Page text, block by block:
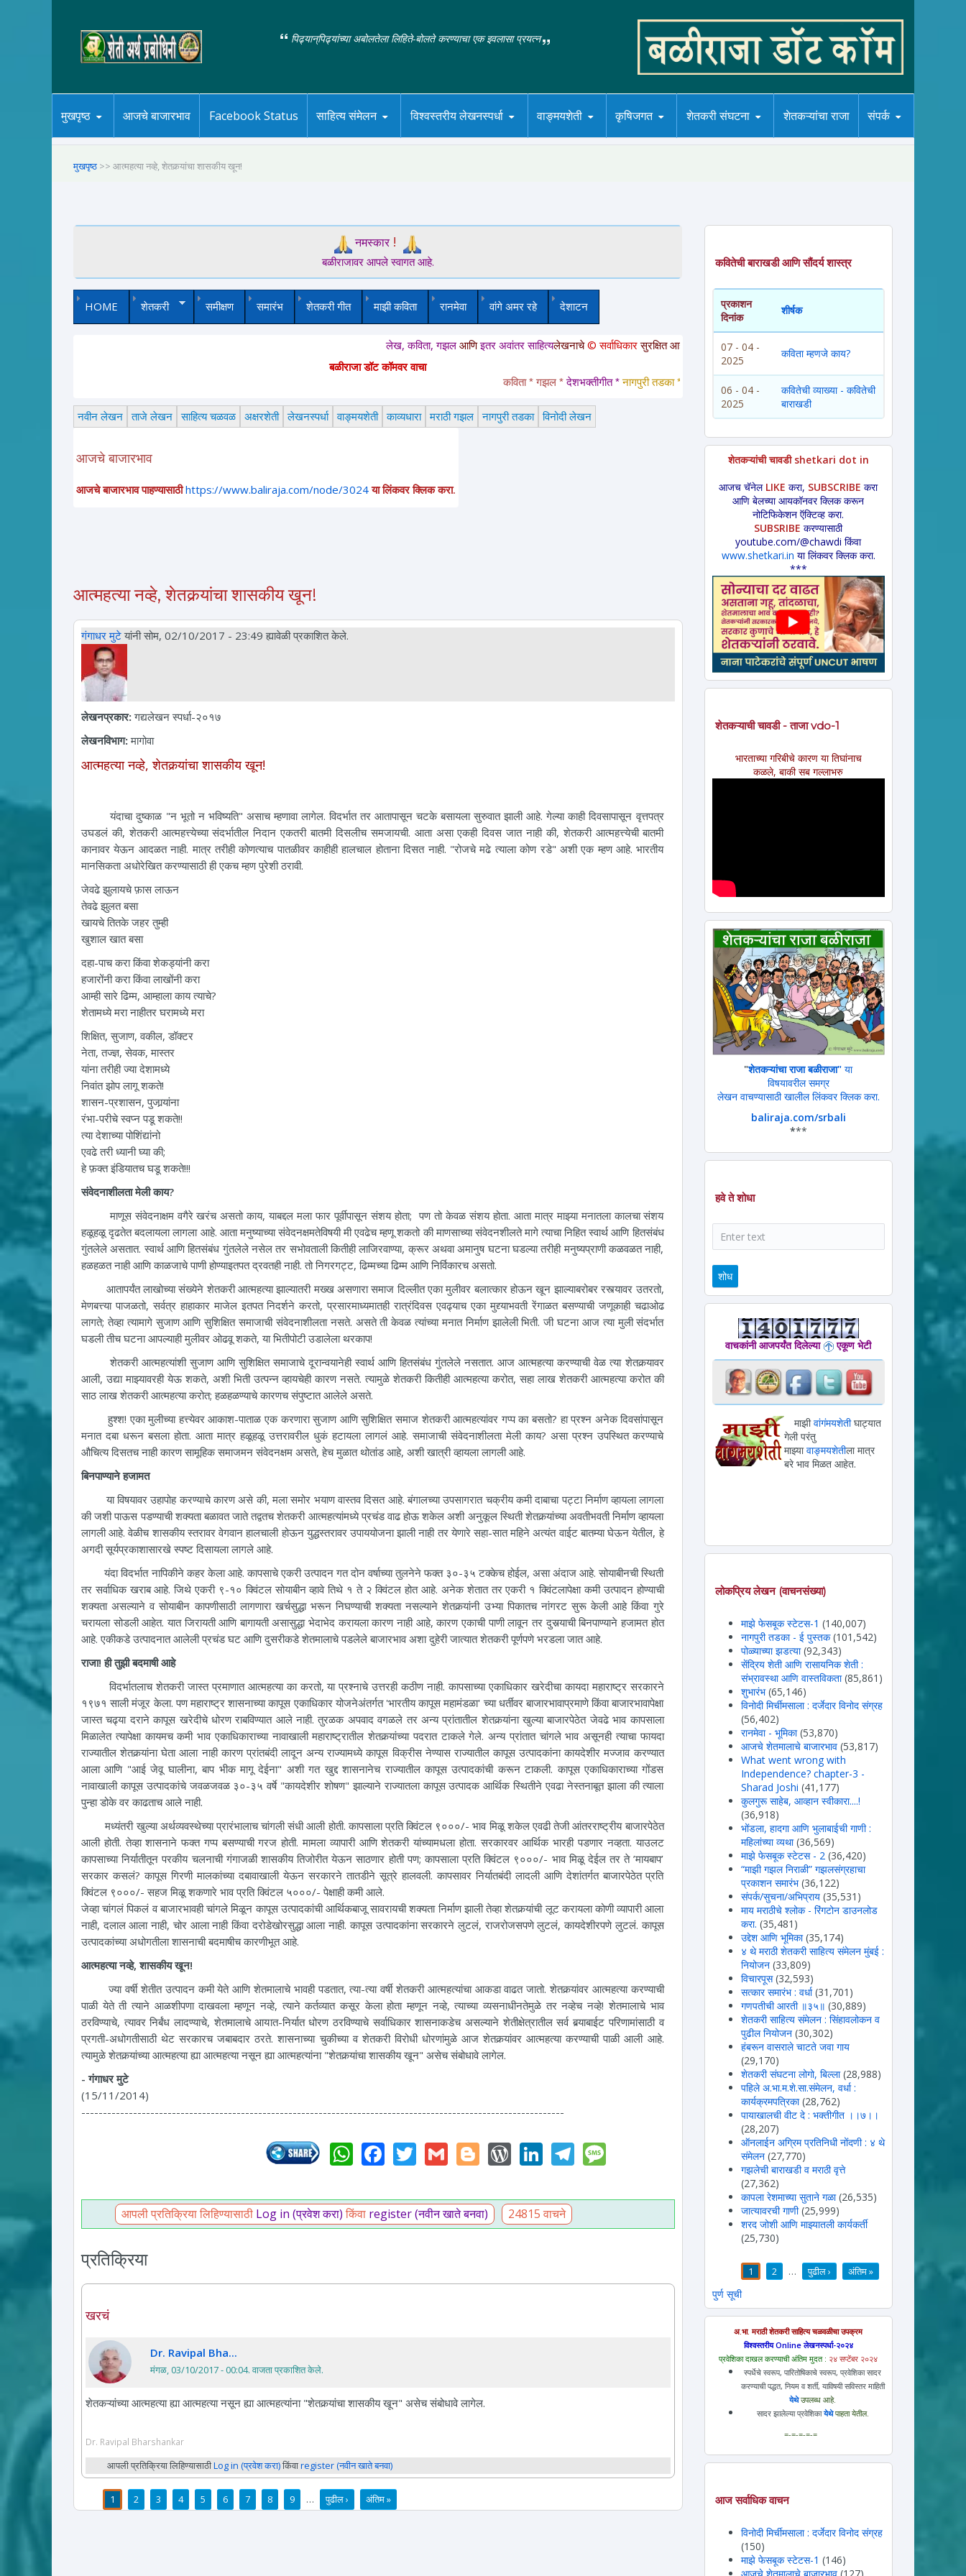
पिढ्यान्‌पिढ्यांच्या अबोलतेला लिहिते-बोलते करण्याचा एक इवलासा प्रयत्न
मुखपृष्ठ आजचे बाजारभाव Facebook Status साहित्य संमेलन विश्वस्तरीय लेखनस्पर्धा वाङ्मयशेती कृषिजगत शेतकरी संघटना शेतकऱ्यांचा राजा संपर्क
मुखपृष्ठ >> आत्महत्या नव्हे, शेतकर्‍यांचा शासकीय खून!
नमस्कार!
बळीराजावर आपले स्वागत आहे.
HOME शेतकरी समीक्षण समारंभ शेतकरी गीत माझी कविता रानमेवा वांगे अमर रहे देशाटन
लेख, कविता, गझलआणि इतर अवांतर साहित्यलेखनाचे© सर्वाधिकारसुरक्षित आहेत. या साईटवरचे साहित्य इतरांना पाठवायचे असल्यास कृपया साईटचा पत्ता इतरांना कळवावा
बळीराजा डॉट कॉमवर वाचा
कविता * गझल * देशभक्तीगीत * नागपुरी तडका * लावणी * अंगाईगीत * शेतकरीगीत * ललीत लेख * कथा *
नवीन लेखन ताजे लेखन साहित्य चळवळ अक्षरशेती लेखनस्पर्धा वाङ्मयशेती काव्यधारा मराठी गझल नागपुरी तडका विनोदी लेखन
आजचे बाजारभाव
आजचे बाजारभाव पाहण्यासाठी https://www.baliraja.com/node/3024 या लिंकवर क्लिक करा.
आत्महत्या नव्हे, शेतकर्‍यांचा शासकीय खून!
गंगाधर मुटेयांनी सोम, 02/10/2017 - 23:49 ह्यावेळी प्रकाशित केले.
लेखनप्रकार:गद्यलेखन स्पर्धा-२०१७
लेखनविभाग:मागोवा
आत्महत्या नव्हे, शेतकर्‍यांचा शासकीय खून!
यंदाचा दुष्काळ "न भूतो न भविष्यति" असाच म्हणावा लागेल. विदर्भात तर आतापासून चटके बसायला सुरुवात झाली आहे. गेल्या काही दिवसापासून वृत्तपत्र
उघडलं की, शेतकरी आत्महत्त्येच्या संदर्भातील निदान एकतरी बातमी दिसलीच समजायची. आता असा एकही दिवस जात नाही की, शेतकरी आत्महत्त्येची बातमी
कानावर येऊन आदळत नाही. मात्र तरीही कोणत्याच पातळीवर काहीही हालचाल होताना दिसत नाही. "रोजचे मढे त्याला कोण रडे" अशी एक म्हण आहे. भारतीय
मानसिकता अधोरेखित करण्यासाठी ही एकच म्हण पुरेशी ठरावी.
जेवढे झुलायचे फ़ास लाऊन
तेवढे झुलत बसा
खायचे तितके जहर तुम्ही
खुशाल खात बसा
दहा-पाच करा किंवा शेकड्यांनी करा
हजारोंनी करा किंवा लाखोंनी करा
आम्ही सारे ढिम्म, आम्हाला काय त्याचे?
शेतामध्ये मरा नाहीतर घरामध्ये मरा
शिक्षित, सुजाण, वकील, डॉक्टर
नेता, तज्ज्ञ, सेवक, मास्तर
यांना तरीही ज्या देशामध्ये
निवांत झोप लागू शकते!
शासन-प्रशासन, पुजार्‍यांना
रंभा-परीचे स्वप्न पडू शकते!!
त्या देशाच्या पोशिंद्यांनो
एवढे तरी ध्यानी घ्या की;
हे फ़क्त इंडियातच घडू शकते!!!
संवेदनाशीलता मेली काय?
माणूस संवेदनाक्षम वगैरे खरंच असतो काय, याबद्दल मला फार पूर्वीपासून संशय होता; पण तो केवळ संशय होता. आता मात्र माझ्या मनातला कालचा संशय
हळूहळू दृढतेत बदलायला लागला आहे. आता मनुष्याच्या संवेदनक्षमतेविषयी मी एवढेच म्हणू शकतो की माणसाच्या संवेदनशीलते मागे त्याचा निहित स्वार्थ आणि हितसंबंध
गुंतलेले असतात. स्वार्थ आणि हितसंबंध गुंतलेले नसेल तर सभोवताली कितीही लाजिरवाण्या, क्रूर अथवा अमानुष घटना घडल्या तरीही मनुष्यप्राणी कळवळत नाही,
हळहळत नाही आणि काळजाचे पाणी होण्याइतपत द्रवतही नाही. तो निगरगट्ट, ढिम्मच्या ढिम्म आणि निर्विकारच असतो.
आतापर्यंत लाखोच्या संख्येने शेतकरी आत्महत्या झाल्यातरी मख्ख असणारा समाज दिल्लीत एका मुलीवर बलात्कार होऊन खून झाल्याबरोबर रस्त्यावर उतरतो,
मेणबत्त्या पाजळतो, सर्वत्र हाहाकार माजेल इतपत निदर्शने करतो, प्रसारमाध्यमातही रात्रंदिवस एवढ्याच एका मुद्द्याभवती रेंगाळत बसण्याची जणूकाही चढाओढ
लागते; तेव्हा त्यामागे सुजाण आणि सुशिक्षित समाजाची संवेदनाशीलता नसते. असते ती केवळ त्यांच्या मनात निर्माण झालेली भिती. जी घटना आज त्या मुली संदर्भात
घडली तीच घटना आपल्याही मुलीवर ओढवू शकते, या भितीपोटी उडालेला थरकाप!
शेतकरी आत्महत्यांशी सुजाण आणि सुशिक्षित समाजाचे दूरान्वयानेही स्वार्थ आणि हितसंबंध गुंतलेले नसतात. आज आत्महत्या करण्याची वेळ त्या शेतकर्‍यावर
आली, उद्या माझ्यावरही येऊ शकते, अशी भिती उत्पन्न व्हायचेही कारण नसते. त्यामुळे शेतकरी कितीही आत्महत्या करोत, सहा लाख शेतकरी आत्महत्या करोत की
साठ लाख शेतकरी आत्महत्या करोत; हळहळण्याचे कारणच संपुष्टात आलेले असते.
हुश्श! एका मुलीच्या हत्त्येवर आकाश-पाताळ एक करणारा सुजाण आणि सुशिक्षित समाज शेतकरी आत्महत्यांवर गप्प का बसतो? हा प्रश्न अनेक दिवसांपासून
मनात दबा धरून बसला होता. आता मात्र हळूहळू उत्तरावरील धुकं हटायला लागलं आहे. समाजाची संवेदनाशीलता मेली काय? असा प्रश्न उपस्थित करण्याचे
औचित्य दिसतच नाही कारण सामूहिक समाजमन संवेदनक्षम असते, हेच मुळात थोतांड आहे, अशी खात्री व्हायला लागली आहे.
बिनपाण्याने हजामत
या विषयावर उहापोह करण्याचे कारण असे की, मला समोर भयाण वास्तव दिसत आहे. बंगालच्या उपसागरात चक्रीय कमी दाबाचा पट्टा निर्माण व्हायला लागला
की जशी पाऊस पडण्याची शक्यता बळावत जाते तद्वतच शेतकरी आत्महत्यांमध्ये प्रचंड वाढ होऊ शकेल अशी अनुकूल स्थिती शेतकर्‍यांच्या अवतीभवती निर्माण व्हायला
लागली आहे. वेळीच शासकीय स्तरावर वेगवान हालचाली होऊन युद्धस्तरावर उपाययोजना झाली नाही तर येणारे सहा-सात महिने अत्यंत वाईट बातम्या घेऊन येतील, हे
अगदी सूर्यप्रकाशासारखे स्पष्ट दिसायला लागले आहे.
यंदा विदर्भात नापिकीने कहर केला आहे. कापसाचे एकरी उत्पादन गत दोन वर्षाच्या तुलनेने फक्त ३०-३५ टक्केच होईल, असा अंदाज आहे. सोयाबीनची स्थिती
तर सर्वाधिक खराब आहे. जिथे एकरी ९-१० क्विंटल सोयाबीन व्हावे तिथे १ ते २ क्विंटल होत आहे. अनेक शेतात तर एकरी १ क्विंटलापेक्षा कमी उत्पादन होण्याची
शक्यता असल्याने व सोयाबीन कापणीसाठी लागणारा खर्चसुद्धा भरून निघण्याची शक्यता नसल्याने शेतकर्‍यांनी उभ्या पिकातच नांगरट सुरू केली आहे किंवा गुरे
चरायला सोडली आहेत. यात जिरायती आणि बागायती असासुद्धा भेदाभेद करायला कारण नाही आहे, कारण एकाची पाणी लावून तर दुसर्‍याची बिनपाण्याने हजामत होत
आहे. एकीकडे उत्पादनात आलेली प्रचंड घट आणि दुसरीकडे शेतमालाचे पडलेले बाजारभाव अशा दुहेरी जात्यात शेतकरी पूर्णपणे भरडला जात आहे.
राजा! ही तुझी बदमाषी आहे
विदर्भातलाच शेतकरी जास्त प्रमाणात आत्महत्या का करतो, या प्रश्नाचे उत्तरही कठीण नाही. कापसाच्या एकाधिकार खरेदीचा कायदा महाराष्ट्र सरकारने
१९७१ साली मंजूर केला. पण महाराष्ट्र शासनाच्या कापूस एकाधिकार योजनेअंतर्गत 'भारतीय कापूस महामंडळा' च्या धर्तीवर बाजारभावाप्रमाणे किंवा बाजारभावापेक्षा
जास्त चढ्या दराने कापूस खरेदीचे धोरण राबविण्यात आले नाही. तुरळक अपवाद वगळले तर अन्य प्रांतातील शेतकर्‍यांना खुल्या बाजारपेठेत जेवढे भाव कापसाला
मिळालेत त्यापेक्षा कायमच कमी भाव एकाधिकाराच्या नावाखाली महाराष्ट्रातील शेतकर्‍यांच्या पदरात टाकले गेले. अन्य प्रांतात चांगले भाव असूनही त्याचा फायदा
राज्यातील शेतकर्‍यांना घेता आला नाही कारण प्रांतबंदी लादून अन्य राज्यामध्ये कापूस विक्रीस नेण्यास राज्यातील कापूस उत्पादकांना कायदेशीर मज्जाव करण्यात
आला आणि "आई जेवू घालीना, बाप भीक मागू देईना" अशी गत खुद्द शासनानेच राज्यातील कापूस उत्पादकांची करून टाकली. कापूस एकाधिकाराच्या गोंडस
नावाखाली कापूस उत्पादकांचे जवळजवळ ३०-३५ वर्षे "कायदेशीर शोषण" झाल्याने राज्यातला कापूस उत्पादक आर्थिक स्थितीने एवढा नेस्तनाबूत झाला की त्याला
पुन्हा डोके वर काढताच आले नाही.
मध्यंतरी खुल्या अर्थव्यवस्थेच्या प्रारंभालाच चांगली संधी आली होती. कापसाला प्रति क्विंटल ९०००/- भाव मिळू शकेल एवढी तेजी आंतरराष्ट्रीय बाजारपेठेत
आली होती. तेव्हा शासनाने फक्त गप्प बसण्याची गरज होती. मामला व्यापारी आणि शेतकरी यांच्यामधला होता. सरकारवर आर्थिक भारही पडणार नव्हता. याउलट
कापसाच्या निर्यातीतून परकीय चलनाची गंगाजळी शासकीय तिजोरीत येऊन साठणार होती पण; कापसाला प्रति क्विंटल ९०००/- भाव मिळू देईल तर ते ’मायबाप’
सरकार कसलं? कापूस गिरणी मालकांच्या दबावाखाली येऊन सरकारने तातडीने सूत्रे हालवली. कापसावर निर्यातबंदी लादली आणि देशांतर्गत बाजारपेठेत प्रति
क्विंटल ९०००/- सहज मिळू शकणारे भाव प्रति क्विंटल ५०००/- पेक्षाही कमी आले.
जेव्हा चांगलं पिकलं व बाजारभावही चांगले मिळून कापूस उत्पादकांची आर्थिकबाजू सावरायची शक्यता निर्माण झाली तेव्हा शेतकर्‍यांची लूट करायला कोणी व्यापारी आला
नाही, दलाल आला नाही, चोर आला नाही किंवा दरोडेखोरसुद्धा आला नाही. कापूस उत्पादकांना सरकारने लुटलं, राजरोजसपणे लुटलं, कायदेशीरपणे लुटलं. कापूस
उत्पादकांच्या अधोगतीला शासनाची बदमाषीच कारणीभूत आहे.
आत्महत्या नव्हे, शासकीय खून!
ज्या वर्षी शेतीत उत्पादन कमी येते आणि शेतमालाचे भावही पडतात, त्या-त्या वर्षी शेतकरी आत्महत्यांचा आकडा वाढत जातो. शेतकर्‍यांवर आत्महत्या करण्याची
पाळी येते ती त्याने आळशीपणा दाखवला म्हणून नव्हे, त्याने कर्तव्यात कसूर केला होता म्हणून नव्हे, त्याच्या व्यसनाधीनतेमुळे तर नव्हेच नव्हे! शेतमालाचे भाव
ठरविण्याचे, त्यावर निर्बंध लादण्याचे, शेतमालाचे आयात-निर्यात धोरण ठरविण्याचे सर्वाधिकार शासनाकडेच असल्याने शेतीक्षेत्रातील सर्व बर्‍याबाईट परिणामांसाठी व
प्रगती-अधोगतीसाठी थेट सरकारच जबाबदार ठरते. शासनाच्या चुकीच्या व शेतकरी विरोधी धोरणांमुळे आज शेतकर्‍यांवर आत्महत्या करण्याची पाळी आली आहे.
त्यामुळे शेतकर्‍यांच्या आत्महत्या ह्या आत्महत्या नसून ह्या आत्महत्यांना "शेतकर्‍यांचा शासकीय खून" असेच संबोधावे लागेल.
- गंगाधर मुटे
(15/11/2014)
----------------------------------------------------------------------------------------------------------------
WhatsApp
Facebook
Twitter
GmailBlogger
WordPress
LinkedIn
Telegram
आपली प्रतिक्रिया लिहिण्यासाठी Log in (प्रवेश करा)किंवा register (नवीन खाते बनवा) 24815 वाचने
प्रतिक्रिया
खरचं
Dr. Ravipal Bha...
मंगळ, 03/10/2017 - 00:04. वाजता प्रकाशित केले.
शेतकऱ्यांच्या आत्महत्या ह्या आत्महत्या नसून ह्या आत्महत्यांना "शेतकर्‍यांचा शासकीय खून" असेच संबोधावे लागेल.
Dr. Ravipal Bharshankar
आपली प्रतिक्रिया लिहिण्यासाठीLog in (प्रवेश करा)किंवाregister (नवीन खाते बनवा)
पाने 1 2 3 4 5 6 7 8 9 … पुढील › अंतिम »
कवितेची बाराखडी आणि सौंदर्य शास्त्र
प्रकाशन
दिनांक
शीर्षक
07 - 04 -
2025
कविता म्हणजे काय?
06 - 04 -
2025
कवितेची व्याख्या - कवितेची
बाराखडी
शेतकऱ्यांची चावडी shetkari dot in
आजच चॅनेल LIKE करा, SUBSCRIBE करा
आणि बेलच्या आयकॉनवर क्लिक करून
नोटिफिकेशन ऍक्टिव्ह करा.
SUBSRIBE करण्यासाठी
youtube.com/@chawdi किंवा
www.shetkari.in या लिंकवर क्लिक करा.
***
शेतकऱ्याची चावडी - ताजा vdo-1
भारताच्या गरिबीचे कारण या तिघांनाच
कळले, बाकी सब गल्लाभरु
"शेतकऱ्यांचा राजा बळीराजा" या
विषयावरील समग्र
लेखन वाचण्यासाठी खालील लिंकवर क्लिक करा.
baliraja.com/srbali
***
हवे ते शोधा
शोध
वाचकांनी आजपर्यंत दिलेल्या एकूण भेटी
माझीवांगंमयशेतीघाट्यात
गेली परंतु
माझ्यावाङ्मयशेतीला मात्र
बरे भाव मिळत आहेत.
लोकप्रिय लेखन (वाचनसंख्या)
माझे फेसबूक स्टेटस-1 (140,007)
नागपुरी तडका - ई पुस्तक (101,542)
पोळ्याच्या झडत्या (92,343)
सेंद्रिय शेती आणि रासायनिक शेती :
संभ्रावस्था आणि वास्तविकता (85,861)
शुभारंभ (65,146)
विनोदी मिर्चीमसाला : दर्जेदार विनोद संग्रह
(56,402)
रानमेवा - भूमिका (53,870)
आजचे शेतमालाचे बाजारभाव (53,817)
What went wrong with
Independence? chapter-3 -
Sharad Joshi (41,177)
कुलगुरू साहेब, आव्हान स्वीकारा....!
(36,918)
भोंडला, हादगा आणि भुलाबाईची गाणी :
महिलांच्या व्यथा (36,569)
माझे फेसबूक स्टेटस - 2 (36,420)
“माझी गझल निराळी” गझलसंग्रहाचा
प्रकाशन समारंभ (36,122)
संपर्क/सुचना/अभिप्राय (35,531)
माय मराठीचे श्लोक - रिंगटोन डाउनलोड
करा. (35,481)
उद्देश आणि भूमिका (35,174)
४ थे मराठी शेतकरी साहित्य संमेलन मुंबई :
नियोजन (33,809)
विचारपूस (32,593)
सत्कार समारंभ : वर्धा (31,701)
गणपतीची आरती ॥३५॥ (30,889)
शेतकरी साहित्य संमेलन : सिंहावलोकन व
पुढील नियोजन (30,302)
हंबरून वासराले चाटते जवा गाय
(29,170)
शेतकरी संघटना लोगो, बिल्ला (28,988)
पहिले अ.भा.म.शे.सा.संमेलन, वर्धा :
कार्यक्रमपत्रिका (28,762)
पायाखालची वीट दे : भक्तीगीत ।।७।।
(28,207)
ऑनलाईन अग्रिम प्रतिनिधी नोंदणी : ४ थे
संमेलन (27,770)
गझलेची बाराखडी व मराठी वृत्ते
(27,362)
कापला रेशमाच्या सुताने गळा (26,535)
जात्यावरची गाणी (25,999)
शरद जोशी आणि माझ्यातली कार्यकर्ती
(25,730)
1 2 … पुढील › अंतिम »
पुर्ण सूची
अ.भा. मराठी शेतकरी साहित्य चळवळीचा उपक्रम
विश्वस्तरीय Online लेखनस्पर्धा-२०२४
प्रवेशिका दाखल करण्याची अंतिम मुदत : २४ सप्टेंबर २०२४
स्पर्धेचे स्वरूप, पारितोषिकाचे स्वरूप, प्रवेशिका सादर
करण्याची पद्धत, नियम व शर्ती, याविषयी सविस्तर माहिती
येथेउपलब्ध आहे.
सादर झालेल्या प्रवेशिकायेथेपाहता येतील.
=-=-=-=-=
आज सर्वाधिक वाचन
विनोदी मिर्चीमसाला : दर्जेदार विनोद संग्रह
(150)
माझे फेसबूक स्टेटस-1 (146)